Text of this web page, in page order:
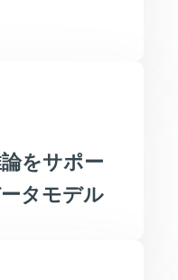
をサポー
タモデル